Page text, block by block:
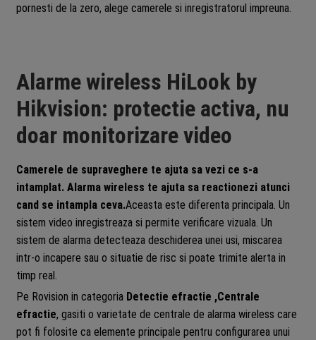
pornesti de la zero, alege camerele si inregistratorul impreuna.
Alarme wireless HiLook by
Hikvision: protectie activa, nu
doar monitorizare video
Camerele de supraveghere te ajuta sa vezi ce s-a
intamplat. Alarma wireless te ajuta sa reactionezi atunci
cand se intampla ceva.Aceasta este diferenta principala. Un
sistem video inregistreaza si permite verificare vizuala. Un
sistem de alarma detecteaza deschiderea unei usi, miscarea
intr-o incapere sau o situatie de risc si poate trimite alerta in
timp real.
Pe Rovision in categoria Detectie efractie ,Centrale
efractie, gasiti o varietate de centrale de alarma wireless care
pot fi folosite ca elemente principale pentru configurarea unui